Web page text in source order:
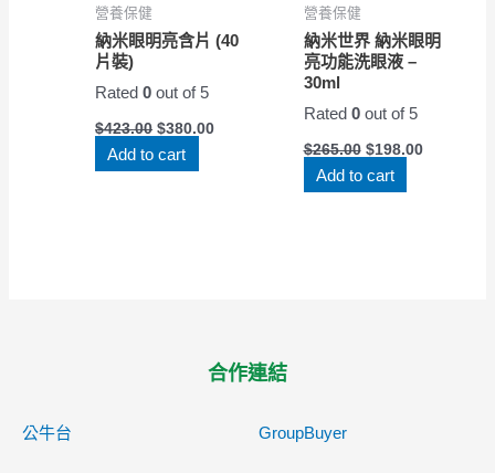
營養保健
納米眼明亮含片 (40
片裝)
Rated0 out of 5
$423.00 $380.00
Add to cart
營養保健
納米世界 納米眼明
亮功能洗眼液 –
30ml
Rated 0out of 5
$265.00 $198.00
Add to cart
合作連結
公牛台 GroupBuyer